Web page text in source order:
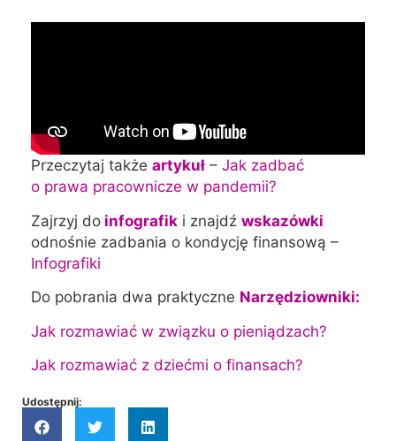
Przeczytaj także artykuł – Jak zadbać
o prawa pracownicze w pandemii?
Zajrzyj do infografik i znajdź wskazówki
odnośnie zadbania o kondycję finansową –
Infografiki
Do pobrania dwa praktyczne Narzędziowniki:
Jak rozmawiać w związku o pieniądzach?
Jak rozmawiać z dziećmi o finansach?
Udostępnij: